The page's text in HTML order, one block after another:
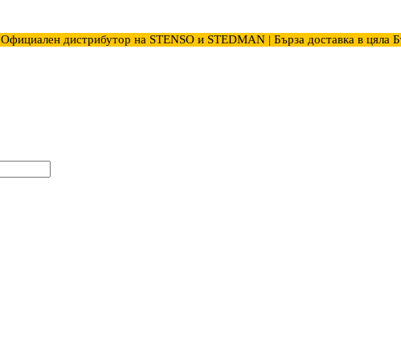
Официален дистрибутор на STENSO и STEDMAN | Бърза доставка в цяла